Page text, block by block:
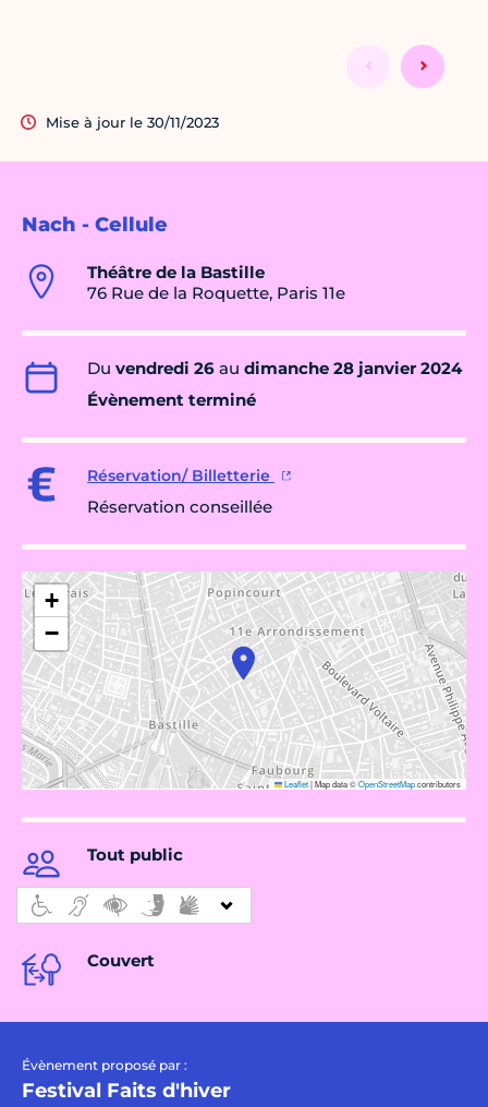
Nach - Cellule
Théâtre de la Bastille
76 Rue de la Roquette, Paris 11e
Du vendredi 26 au dimanche 28 janvier 2024
Évènement terminé
Réservation/ Billetterie
Réservation conseillée
+
−
Leaflet|Map data ©OpenStreetMapcontributors
Tout public
Couvert
Évènement proposé par :
Festival Faits d'hiver
Mise à jour le 30/11/2023